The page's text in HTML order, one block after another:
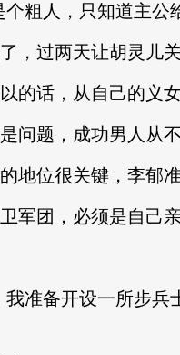
人，只知道主公
过两天让胡灵儿关
话，从自己的义女
题，成功男人从不
位很关键，李郁准
团，必须是自己亲
备开设一所步兵